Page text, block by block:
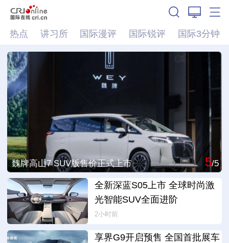
热点 讲习所 国际漫评 国际锐评 国际3分钟
魏牌高山7 SUV版售价正式上市 5/5
全新深蓝S05上市 全球时尚激
光智能SUV全面进阶
2小时前
享界G9开启预售 全国首批展车